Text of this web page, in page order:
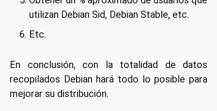
utilizan Debian Sid, Debian Stable, etc.
Etc.
En conclusión, con la totalidad de datos
recopilados Debian hará todo lo posible para
mejorar su distribución.